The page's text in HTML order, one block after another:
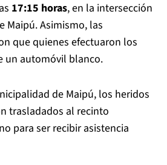
17:15 horas, en la intersección
Maipú. Asimismo, las
que quienes efectuaron los
un automóvil blanco.
de Maipú, los heridos
trasladados al recinto
para ser recibir asistencia